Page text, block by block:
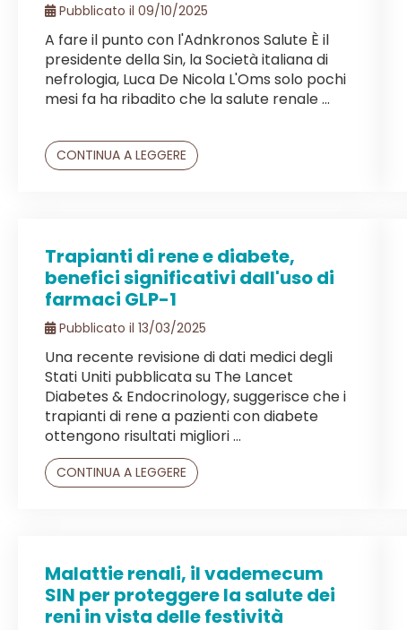
Pubblicato il 09/10/2025
A fare il punto con l'Adnkronos Salute È il
presidente della Sin, la Società italiana di
nefrologia, Luca De Nicola L'Oms solo pochi
mesi fa ha ribadito che la salute renale ...
CONTINUA A LEGGERE
Trapianti di rene e diabete,
benefici significativi dall'uso di
farmaci GLP-1
Pubblicato il 13/03/2025
Una recente revisione di dati medici degli
Stati Uniti pubblicata su The Lancet
Diabetes & Endocrinology, suggerisce che i
trapianti di rene a pazienti con diabete
ottengono risultati migliori ...
CONTINUA A LEGGERE
Malattie renali, il vademecum
SIN per proteggere la salute dei
reni in vista delle festività